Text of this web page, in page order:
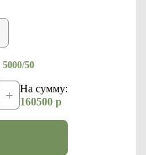
5000/50
+
На сумму:
160500 р